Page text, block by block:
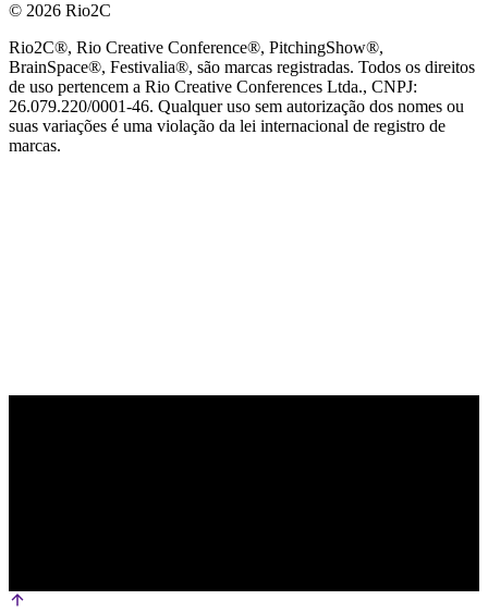
© 2026 Rio2C
Rio2C®, Rio Creative Conference®, PitchingShow®,
BrainSpace®, Festivalia®, são marcas registradas. Todos os direitos
de uso pertencem a Rio Creative Conferences Ltda., CNPJ:
26.079.220/0001-46. Qualquer uso sem autorização dos nomes ou
suas variações é uma violação da lei internacional de registro de
marcas.